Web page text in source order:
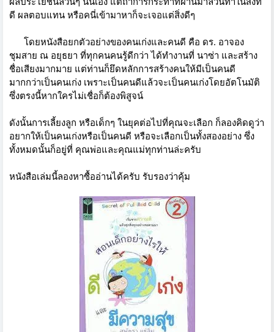
ดี ผลตอบแทน หรือคนี่เข้ามาหาก็จะเจอแต่สิ่งดีๆ
โดยหนังสือยกตัวอย่างของคนเก่งและคนดี คือ ดร. อาจอง
ชุมสาย ณ อยุธยา ที่ทุกคนคนรู้ดีกว่า ได้ทำงานที่ นาซ่า และสร้าง
ชื่อเสียงมากมาย แต่ท่านก็ยึดหลักการสร้างคนให้มีเป็นคนดี
มากกว่าเป็นคนเก่ง เพราะเป็นคนดีแล้วจะเป็นคนเก่งโดยอัตโนมัติ
ซึ่งตรงนี้หากใครไม่เชื่อก็ต้องพิสูจน์
ดังนั้นการเลี้ยงลูก หรือเด็กๆ ในยุคต่อไปที่คุณจะเลือก ก็ลองคิดดูว่า
อยากให้เป็นคนเก่งหรือเป็นคนดี หรือจะเลือกเป็นทั้งสองอย่าง ซึ่ง
ทั้งหมดนั้นก็อยู่ที่ คุณพ่อและคุณแม่ทุกท่านล่ะครับ
หนังสือเล่มนี้ลองหาซื้ออ่านได้ครับ รับรองว่าคุ้ม